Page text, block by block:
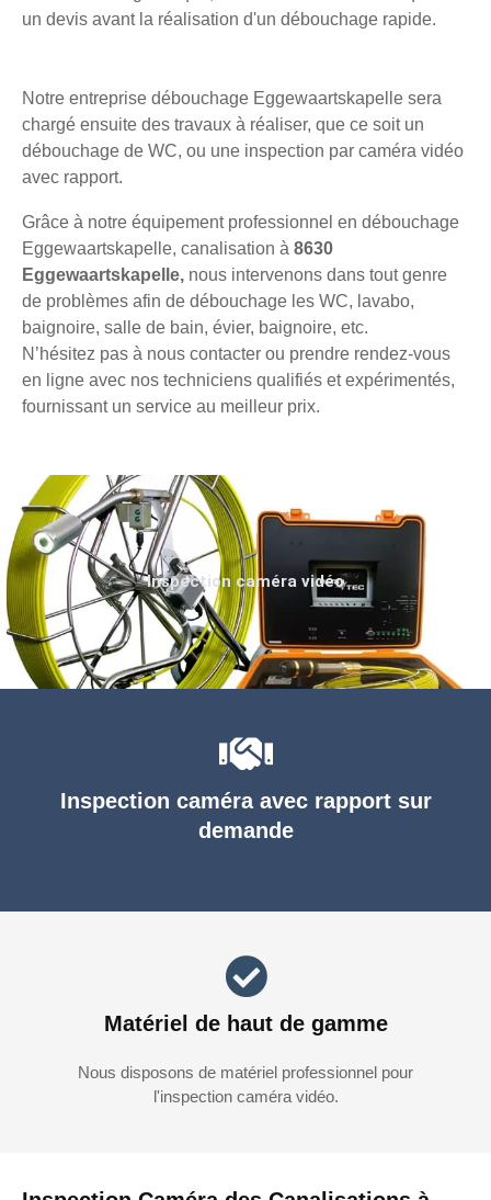
un devis avant la réalisation d'un débouchage rapide.
Notre entreprise débouchage Eggewaartskapelle sera
chargé ensuite des travaux à réaliser, que ce soit un
débouchage de WC, ou une inspection par caméra vidéo
avec rapport.
Grâce à notre équipement professionnel en débouchage
Eggewaartskapelle, canalisation à 8630
Eggewaartskapelle, nous intervenons dans tout genre
de problèmes afin de débouchage les WC, lavabo,
baignoire, salle de bain, évier, baignoire, etc.
N’hésitez pas à nous contacter ou prendre rendez-vous
en ligne avec nos techniciens qualifiés et expérimentés,
fournissant un service au meilleur prix.
Inspection caméra avec rapport sur
demande
Matériel de haut de gamme
Nous disposons de matériel professionnel pour
l'inspection caméra vidéo.
Inspection caméra vidéo